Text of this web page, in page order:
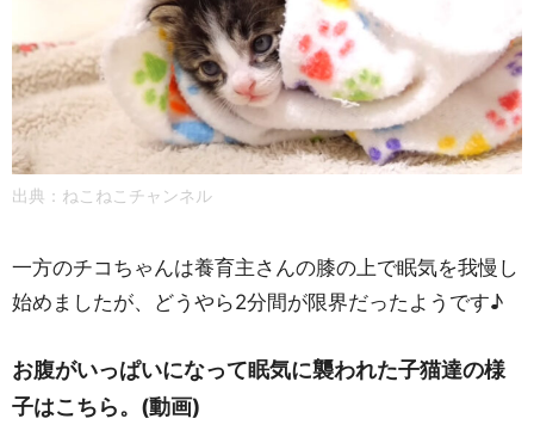
出典：ねこねこチャンネル
一方のチコちゃんは養育主さんの膝の上で眠気を我慢し
始めましたが、どうやら2分間が限界だったようです♪
お腹がいっぱいになって眠気に襲われた子猫達の様
子はこちら。(動画)